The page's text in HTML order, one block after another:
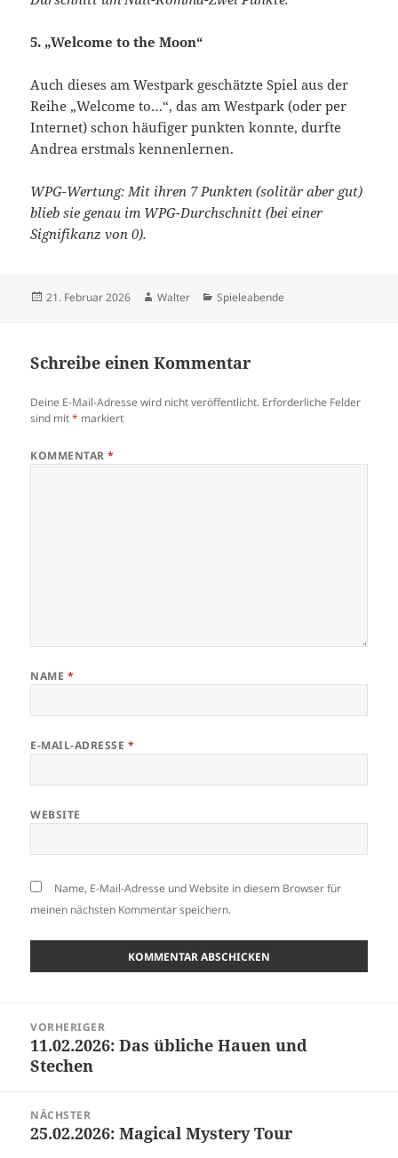
5. „Welcome to the Moon“
Auch dieses am Westpark geschätzte Spiel aus der
Reihe „Welcome to…“, das am Westpark (oder per
Internet) schon häufiger punkten konnte, durfte
Andrea erstmals kennenlernen.
WPG-Wertung: Mit ihren 7 Punkten (solitär aber gut)
blieb sie genau im WPG-Durchschnitt (bei einer
Signifikanz von 0).
Veröffentlicht
21. Februar 2026 Autor
Walter Kategorien
Spieleabende
Schreibe einen Kommentar
Deine E-Mail-Adresse wird nicht veröffentlicht. Erforderliche Felder
sind mit* markiert
KOMMENTAR*
NAME *
E-MAIL-ADRESSE *
WEBSITE
Name, E-Mail-Adresse und Website in diesem Browser für
meinen nächsten Kommentar speichern.
VORHERIGER
Vorheriger
Beitrag:
11.02.2026: Das übliche Hauen und
Stechen
NÄCHSTER
Nächster
25.02.2026: Magical Mystery Tour